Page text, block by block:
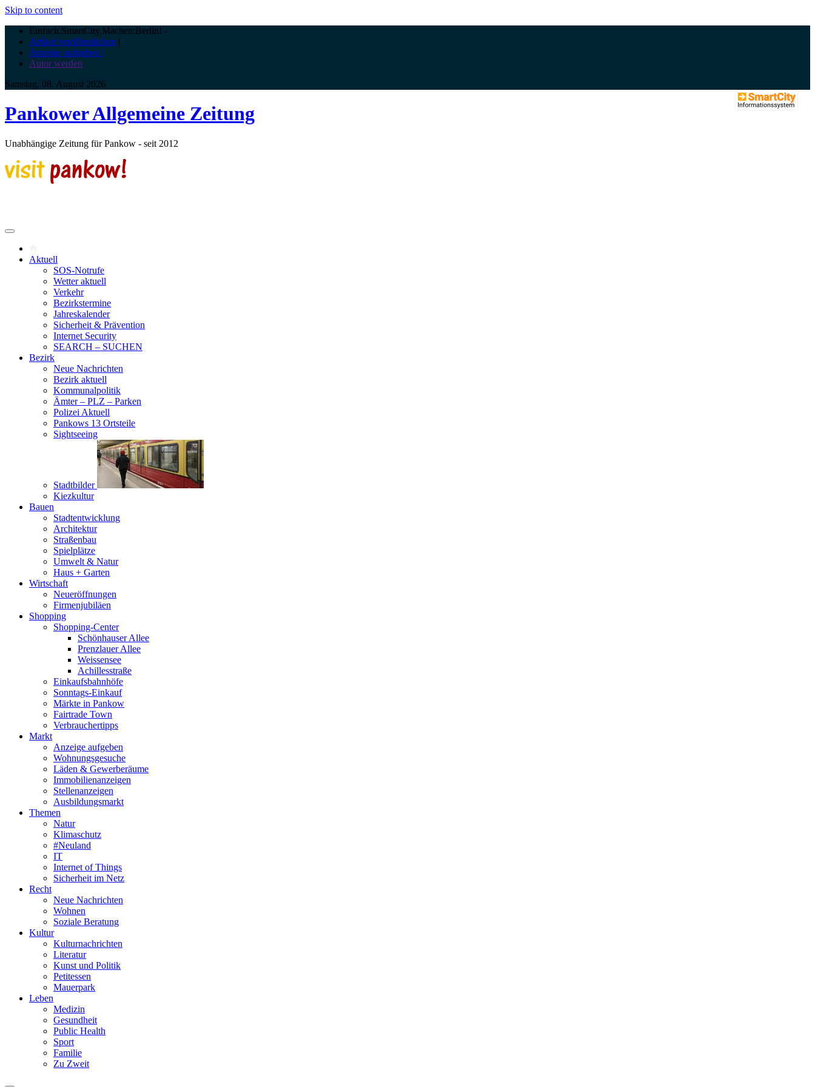
Skip to content
Einfach.SmartCity.Machen:Berlin! -
Artikel veröffentlichen |
Anzeige aufgeben |
Autor werden
Samstag, 08. August 2026
Pankower Allgemeine Zeitung
Unabhängige Zeitung für Pankow - seit 2012
Aktuell
SOS-Notrufe
Wetter aktuell
Verkehr
Bezirkstermine
Jahreskalender
Sicherheit & Prävention
Internet Security
SEARCH – SUCHEN
Bezirk
Neue Nachrichten
Bezirk aktuell
Kommunalpolitik
Ämter – PLZ – Parken
Polizei Aktuell
Pankows 13 Ortsteile
Sightseeing
Stadtbilder
Kiezkultur
Bauen
Stadtentwicklung
Architektur
Straßenbau
Spielplätze
Umwelt & Natur
Haus + Garten
Wirtschaft
Neueröffnungen
Firmenjubiläen
Shopping
Shopping-Center
Schönhauser Allee
Prenzlauer Allee
Weissensee
Achillesstraße
Einkaufsbahnhöfe
Sonntags-Einkauf
Märkte in Pankow
Fairtrade Town
Verbrauchertipps
Markt
Anzeige aufgeben
Wohnungsgesuche
Läden & Gewerberäume
Immobilienanzeigen
Stellenanzeigen
Ausbildungsmarkt
Themen
Natur
Klimaschutz
#Neuland
IT
Internet of Things
Sicherheit im Netz
Recht
Neue Nachrichten
Wohnen
Soziale Beratung
Kultur
Kulturnachrichten
Literatur
Kunst und Politik
Petitessen
Mauerpark
Leben
Medizin
Gesundheit
Public Health
Sport
Familie
Zu Zweit